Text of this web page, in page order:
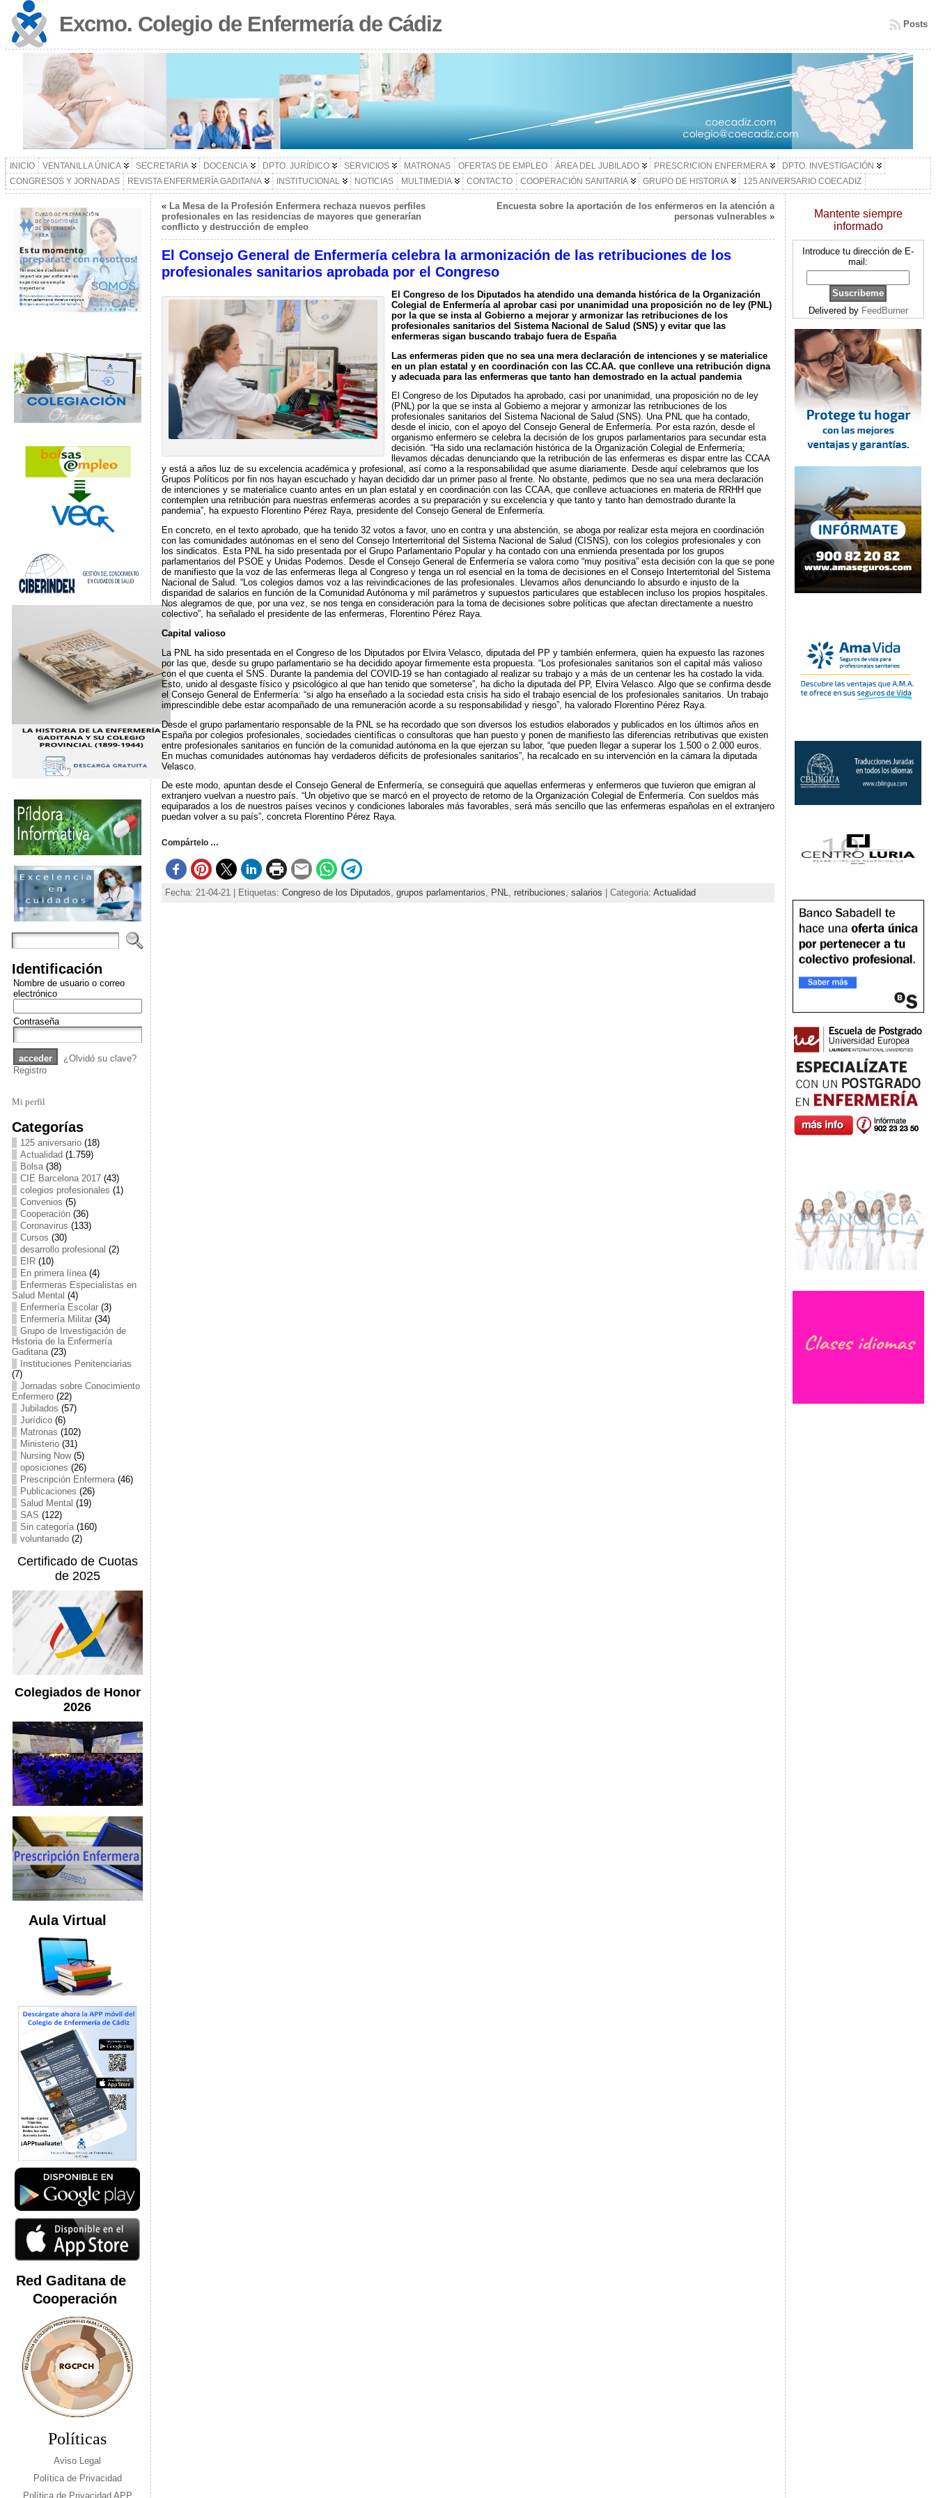
Excmo. Colegio de Enfermería de Cádiz Posts
INICIO VENTANILLA ÚNICA SECRETARIA DOCENCIA DPTO. JURÍDICO SERVICIOS MATRONAS OFERTAS DE EMPLEO ÁREA DEL JUBILADO PRESCRICION ENFERMERA
DPTO. INVESTIGACIÓN
CONGRESOS Y JORNADAS
REVISTA ENFERMERÍA GADITANA INSTITUCIONAL NOTICIAS MULTIMEDIA CONTACTO COOPERACIÓN SANITARIA GRUPO DE HISTORIA 125 ANIVERSARIO COECADIZ
Identificación
Nombre de usuario o correo
electrónico
Contraseña
¿Olvidó su clave?
Registro
Mi perfil
Categorías
125 aniversario(18)
Actualidad (1.759)
Bolsa(38)
CIE Barcelona 2017(43)
colegios profesionales (1)
Convenios (5)
Cooperación(36)
Coronavirus (133)
Cursos (30)
desarrollo profesional (2)
EIR(10)
En primera línea(4)
Enfermeras Especialistas en
Salud Mental (4)
Enfermería Escolar(3)
Enfermería Militar(34)
Grupo de Investigación de
Historia de la Enfermería
Gaditana(23)
Instituciones Penitenciarias
(7)
Jornadas sobre Conocimiento
Enfermero(22)
Jubilados (57)
Jurídico(6)
Matronas (102)
Ministerio(31)
Nursing Now(5)
oposiciones (26)
Prescripción Enfermera(46)
Publicaciones (26)
Salud Mental (19)
SAS (122)
Sin categoría(160)
voluntariado(2)
Certificado de Cuotas
de 2025
Colegiados de Honor
2026
Aula Virtual
Red Gaditana de
Cooperación
Políticas
Aviso Legal
Política de Privacidad
Política de Privacidad APP
« La Mesa de la Profesión Enfermera rechaza nuevos perfiles
profesionales en las residencias de mayores que generarían
conflicto y destrucción de empleo
Encuesta sobre la aportación de los enfermeros en la atención a
personas vulnerables»
El Consejo General de Enfermería celebra la armonización de las retribuciones de los
profesionales sanitarios aprobada por el Congreso
El Congreso de los Diputados ha atendido una demanda histórica de la Organización
Colegial de Enfermería al aprobar casi por unanimidad una proposición no de ley (PNL)
por la que se insta al Gobierno a mejorar y armonizar las retribuciones de los
profesionales sanitarios del Sistema Nacional de Salud (SNS) y evitar que las
enfermeras sigan buscando trabajo fuera de España
Las enfermeras piden que no sea una mera declaración de intenciones y se materialice
en un plan estatal y en coordinación con las CC.AA. que conlleve una retribución digna
y adecuada para las enfermeras que tanto han demostrado en la actual pandemia
El Congreso de los Diputados ha aprobado, casi por unanimidad, una proposición no de ley
(PNL) por la que se insta al Gobierno a mejorar y armonizar las retribuciones de los
profesionales sanitarios del Sistema Nacional de Salud (SNS). Una PNL que ha contado,
desde el inicio, con el apoyo del Consejo General de Enfermería. Por esta razón, desde el
organismo enfermero se celebra la decisión de los grupos parlamentarios para secundar esta
decisión. “Ha sido una reclamación histórica de la Organización Colegial de Enfermería;
llevamos décadas denunciando que la retribución de las enfermeras es dispar entre las CCAA
y está a años luz de su excelencia académica y profesional, así como a la responsabilidad que asume diariamente. Desde aquí celebramos que los
Grupos Políticos por fin nos hayan escuchado y hayan decidido dar un primer paso al frente. No obstante, pedimos que no sea una mera declaración
de intenciones y se materialice cuanto antes en un plan estatal y en coordinación con las CCAA, que conlleve actuaciones en materia de RRHH que
contemplen una retribución para nuestras enfermeras acordes a su preparación y su excelencia y que tanto y tanto han demostrado durante la
pandemia”, ha expuesto Florentino Pérez Raya, presidente del Consejo General de Enfermería.
En concreto, en el texto aprobado, que ha tenido 32 votos a favor, uno en contra y una abstención, se aboga por realizar esta mejora en coordinación
con las comunidades autónomas en el seno del Consejo Interterritorial del Sistema Nacional de Salud (CISNS), con los colegios profesionales y con
los sindicatos. Esta PNL ha sido presentada por el Grupo Parlamentario Popular y ha contado con una enmienda presentada por los grupos
parlamentarios del PSOE y Unidas Podemos. Desde el Consejo General de Enfermería se valora como “muy positiva” esta decisión con la que se pone
de manifiesto que la voz de las enfermeras llega al Congreso y tenga un rol esencial en la toma de decisiones en el Consejo Interterritorial del Sistema
Nacional de Salud. “Los colegios damos voz a las reivindicaciones de las profesionales. Llevamos años denunciando lo absurdo e injusto de la
disparidad de salarios en función de la Comunidad Autónoma y mil parámetros y supuestos particulares que establecen incluso los propios hospitales.
Nos alegramos de que, por una vez, se nos tenga en consideración para la toma de decisiones sobre políticas que afectan directamente a nuestro
colectivo”, ha señalado el presidente de las enfermeras, Florentino Pérez Raya.
Capital valioso
La PNL ha sido presentada en el Congreso de los Diputados por Elvira Velasco, diputada del PP y también enfermera, quien ha expuesto las razones
por las que, desde su grupo parlamentario se ha decidido apoyar firmemente esta propuesta. “Los profesionales sanitarios son el capital más valioso
con el que cuenta el SNS. Durante la pandemia del COVID-19 se han contagiado al realizar su trabajo y a más de un centenar les ha costado la vida.
Esto, unido al desgaste físico y psicológico al que han tenido que someterse”, ha dicho la diputada del PP, Elvira Velasco. Algo que se confirma desde
el Consejo General de Enfermería: “si algo ha enseñado a la sociedad esta crisis ha sido el trabajo esencial de los profesionales sanitarios. Un trabajo
imprescindible debe estar acompañado de una remuneración acorde a su responsabilidad y riesgo”, ha valorado Florentino Pérez Raya.
Desde el grupo parlamentario responsable de la PNL se ha recordado que son diversos los estudios elaborados y publicados en los últimos años en
España por colegios profesionales, sociedades científicas o consultoras que han puesto y ponen de manifiesto las diferencias retributivas que existen
entre profesionales sanitarios en función de la comunidad autónoma en la que ejerzan su labor, “que pueden llegar a superar los 1.500 o 2.000 euros.
En muchas comunidades autónomas hay verdaderos déficits de profesionales sanitarios”, ha recalcado en su intervención en la cámara la diputada
Velasco.
De este modo, apuntan desde el Consejo General de Enfermería, se conseguirá que aquellas enfermeras y enfermeros que tuvieron que emigran al
extranjero vuelvan a nuestro país. “Un objetivo que se marcó en el proyecto de retorno de la Organización Colegial de Enfermería. Con sueldos más
equiparados a los de nuestros países vecinos y condiciones laborales más favorables, será más sencillo que las enfermeras españolas en el extranjero
puedan volver a su país”, concreta Florentino Pérez Raya.
Compártelo …
Fecha: 21-04-21 | Etiquetas: Congreso de los Diputados, grupos parlamentarios, PNL, retribuciones, salarios | Categoria: Actualidad
Mantente siempre
informado
Introduce tu dirección de E-
mail:
Delivered by FeedBurner